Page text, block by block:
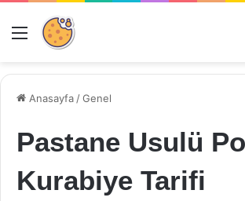
Menü
Anasayfa /Genel
Pastane Usulü
Kurabiye Tarifi